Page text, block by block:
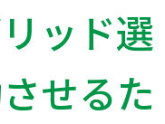
ッド選
せるた